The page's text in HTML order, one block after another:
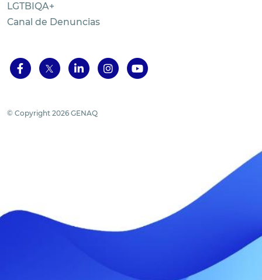
LGTBIQA+
Canal de Denuncias
© Copyright 2026 GENAQ